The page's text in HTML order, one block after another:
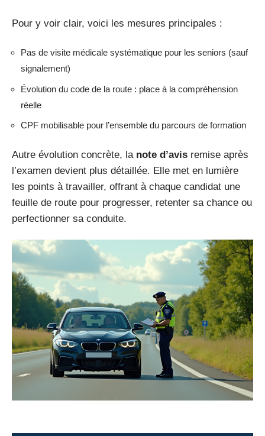
Pour y voir clair, voici les mesures principales :
Pas de visite médicale systématique pour les seniors (sauf
signalement)
Évolution du code de la route : place à la compréhension
réelle
CPF mobilisable pour l’ensemble du parcours de formation
Autre évolution concrète, la note d’avis remise après
l’examen devient plus détaillée. Elle met en lumière
les points à travailler, offrant à chaque candidat une
feuille de route pour progresser, retenter sa chance ou
perfectionner sa conduite.